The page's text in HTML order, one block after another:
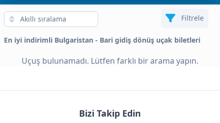
Filtrele
En iyi indirimli Bulgaristan - Bari gidiş dönüş uçak biletleri
Uçuş bulunamadı. Lütfen farklı bir arama yapın.
Bizi Takip Edin